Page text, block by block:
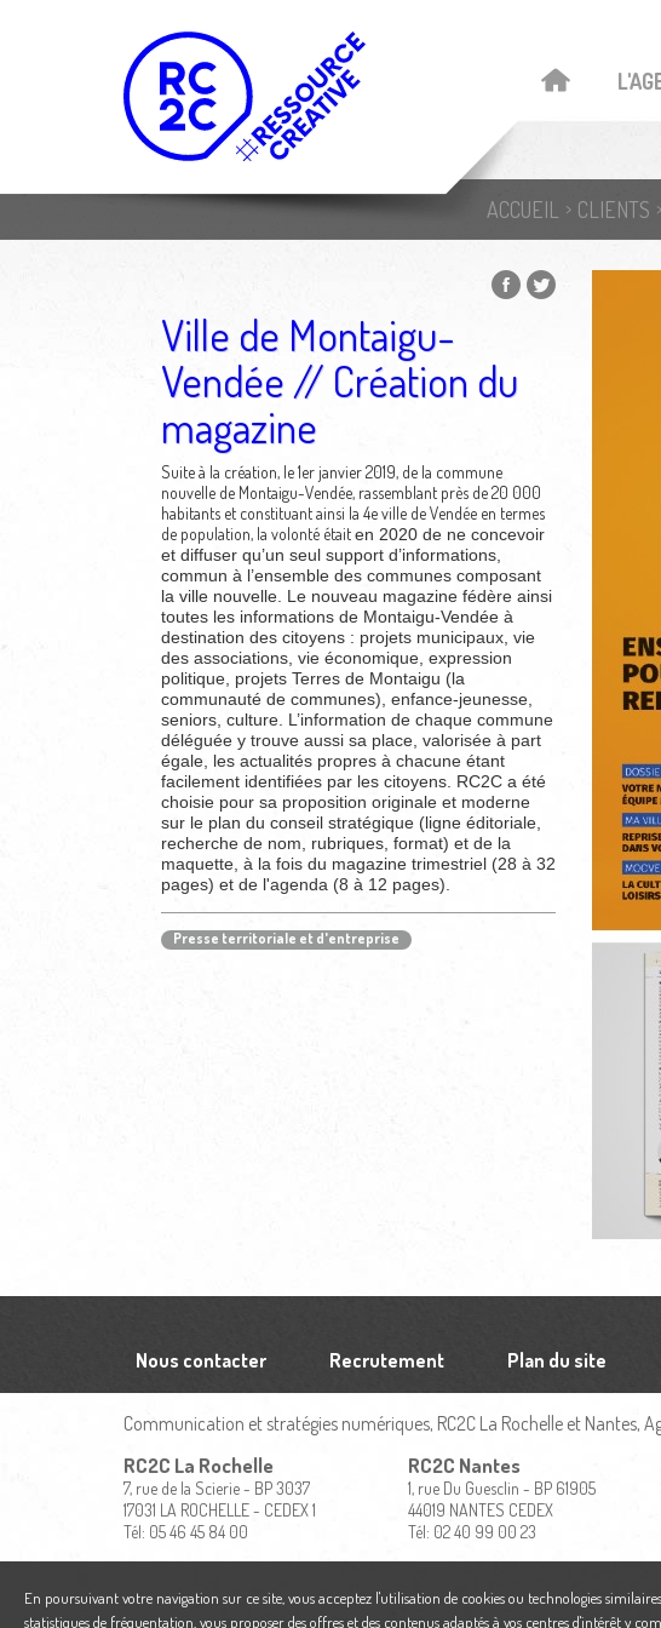
ACCUEIL CLIENTS
Ville de Montaigu-
Vendée // Création du
magazine
Suite à la création, le 1er janvier 2019, de la commune
nouvelle de Montaigu-Vendée, rassemblant près de 20 000
habitants et constituant ainsi la 4e ville de Vendée en termes
de population, la volonté étaiten 2020 de ne concevoir
et diffuser qu’un seul support d’informations,
commun à l’ensemble des communes composant
la ville nouvelle. Le nouveau magazine fédère ainsi
toutes les informations de Montaigu-Vendée à
destination des citoyens : projets municipaux, vie
des associations, vie économique, expression
politique, projets Terres de Montaigu (la
communauté de communes), enfance-jeunesse,
seniors, culture. L’information de chaque commune
déléguée y trouve aussi sa place, valorisée à part
égale, les actualités propres à chacune étant
facilement identifiées par les citoyens. RC2C a été
choisie pour sa proposition originale et moderne
sur le plan du conseil stratégique (ligne éditoriale,
recherche de nom, rubriques, format) et de la
maquette, à la fois du magazine trimestriel (28 à 32
pages) et de l'agenda (8 à 12 pages).
Presse territoriale et d'entreprise
Nous contacter Recrutement Plan du site
Communication et stratégies numériques, RC2C La Rochelle et Nantes,
RC2C La Rochelle
7, rue de la Scierie - BP 3037
17031 LA ROCHELLE - CEDEX 1
Tél: 05 46 45 84 00
RC2C Nantes
1, rue Du Guesclin - BP 61905
44019 NANTES CEDEX
Tél: 02 40 99 00 23
En poursuivant votre navigation sur ce site, vous acceptez l'utilisation de cookies ou technologies
statistiques de fréquentation, vous proposer des offres et des contenus adaptés à vos centres d'intérêt y